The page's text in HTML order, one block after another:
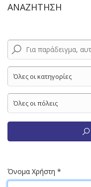
ΑΝΑΖΗΤΗΣΗ
Όνομα Χρήστη *